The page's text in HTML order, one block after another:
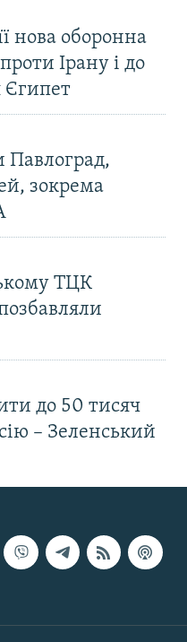
нова оборонна
Ірану і до
Єгипет
Павлоград,
зокрема
ТЦК
до 50 тисяч
– Зеленський